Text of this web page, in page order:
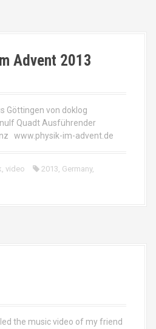
Advent 2013
Göttingen von doklog
Quadt Ausführender
www.physik-im-advent.de
, video 2013, Germany,
the music video of my friend